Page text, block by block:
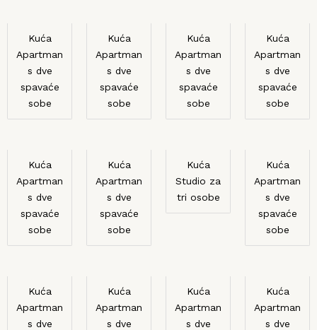
Kuća
Apartman
s dve
spavaće
sobe
Kuća
Apartman
s dve
spavaće
sobe
Kuća
Apartman
s dve
spavaće
sobe
Kuća
Apartman
s dve
spavaće
sobe
Kuća
Apartman
s dve
spavaće
sobe
Kuća
Apartman
s dve
spavaće
sobe
Kuća
Studio za
tri osobe
Kuća
Apartman
s dve
spavaće
sobe
Kuća
Apartman
s dve
Kuća
Apartman
s dve
Kuća
Apartman
s dve
Kuća
Apartman
s dve